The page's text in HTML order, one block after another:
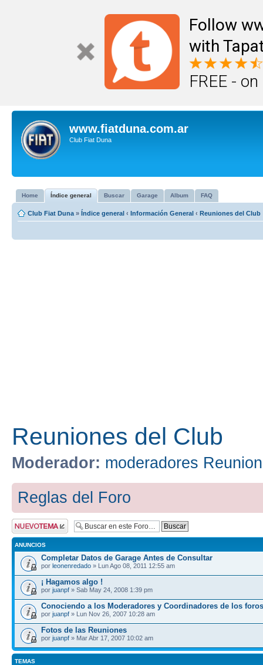
Follow
with
FREE -
www.fiatduna.com.ar
Club Fiat Duna
Home Índice general Buscar Garage Album FAQ
Club Fiat Duna » Índice general ‹ Información General ‹ Reuniones del Club
Reuniones del Club
Moderador: moderadores
Reglas del Foro
Publicar un nuevo
tema
ANUNCIOS
Completar Datos de Garage Antes de Consultar
por leonenredado » Lun Ago 08, 2011 12:55 am
¡ Hagamos algo !
por juanpf » Sab May 24, 2008 1:39 pm
Conociendo a los Moderadores y Coordinadores de los foros
por juanpf » Lun Nov 26, 2007 10:28 am
Fotos de las Reuniones
por juanpf » Mar Abr 17, 2007 10:02 am
TEMAS